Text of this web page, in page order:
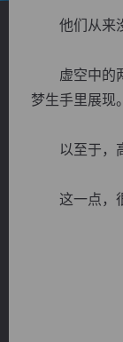
他们从来没
虚空中的两
梦生手里展现。
以至于，高
这一点，